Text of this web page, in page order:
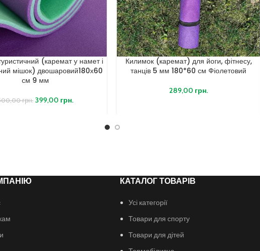
(каремат у намет і
мішок) двошаровий180х60
см 9 мм
грн. 399,00 грн.
Килимок (каремат) для йоги, фітнесу,
танців 5 мм 180*60 см Фіолетовий
289,00 грн.
КАТАЛОГ ТОВАРІВ
Усі категорії
Товари для спорту
Товари для дітей